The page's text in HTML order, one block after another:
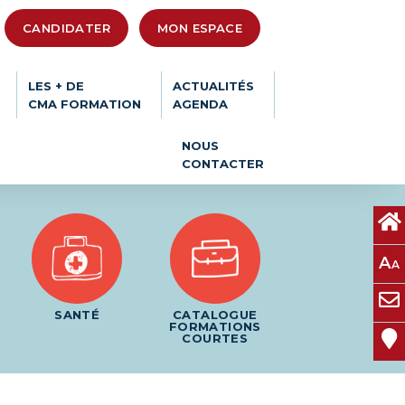
CANDIDATER MON ESPACE
LES + DE
CMA FORMATION
ACTUALITÉS
AGENDA
NOUS
CONTACTER
SANTÉ
CATALOGUE
FORMATIONS
COURTES
AA